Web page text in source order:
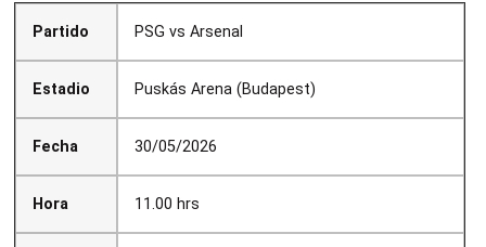
Partido
Estadio
Fecha
Hora
PSG vs Arsenal
Puskás Arena (Budapest)
30/05/2026
11.00 hrs